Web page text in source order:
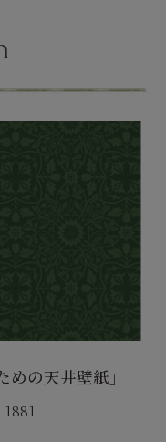
めの天井壁紙」